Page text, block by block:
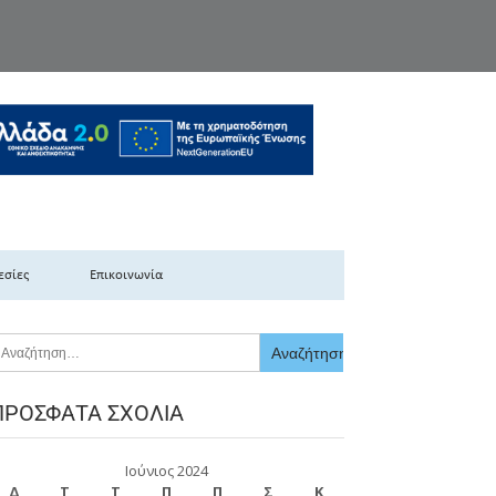
Ελλάδας
Επικοινωνία
ΣΧΌΛΙΑ
Ιούνιος 2024
Δ
Τ Τ Π Π Σ
Κ